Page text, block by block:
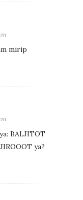
mirip
BALJITOT
ya?